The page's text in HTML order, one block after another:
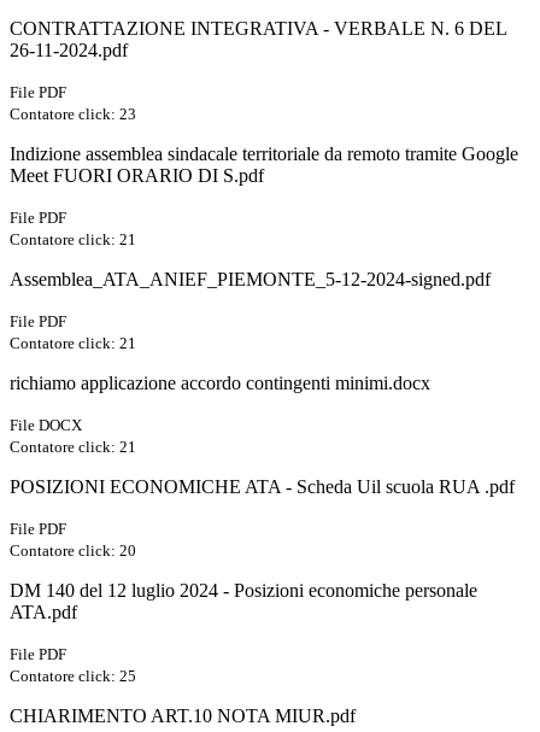
CONTRATTAZIONE INTEGRATIVA - VERBALE N. 6 DEL
26-11-2024.pdf
File PDF
Contatore click: 23
Indizione assemblea sindacale territoriale da remoto tramite Google
Meet FUORI ORARIO DI S.pdf
File PDF
Contatore click: 21
Assemblea_ATA_ANIEF_PIEMONTE_5-12-2024-signed.pdf
File PDF
Contatore click: 21
richiamo applicazione accordo contingenti minimi.docx
File DOCX
Contatore click: 21
POSIZIONI ECONOMICHE ATA - Scheda Uil scuola RUA .pdf
File PDF
Contatore click: 20
DM 140 del 12 luglio 2024 - Posizioni economiche personale
ATA.pdf
File PDF
Contatore click: 25
CHIARIMENTO ART.10 NOTA MIUR.pdf